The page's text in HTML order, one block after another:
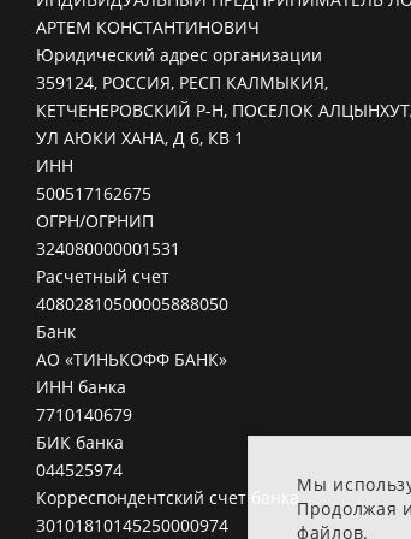
Мы
Продолжая
файлов.
АРТЕМ КОНСТАНТИНОВИЧ
Юридический адрес организации
359124, РОССИЯ, РЕСП КАЛМЫКИЯ,
КЕТЧЕНЕРОВСКИЙ Р-Н, ПОСЕЛОК
УЛ АЮКИ ХАНА, Д 6, КВ 1
ИНН
500517162675
ОГРН/ОГРНИП
324080000001531
Расчетный счет
40802810500005888050
Банк
АО «ТИНЬКОФФ БАНК»
ИНН банка
7710140679
БИК банка
044525974
Корреспондентский счет банка
30101810145250000974